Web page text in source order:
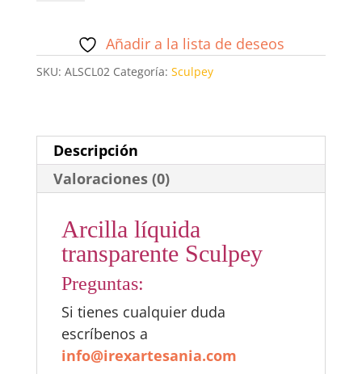
Sculpey
cantidad
Añadir a la lista de deseos
SKU: ALSCL02 Categoría: Sculpey
Descripción
Valoraciones (0)
Arcilla líquida
transparente Sculpey
Preguntas:
Si tienes cualquier duda
escríbenos a
info@irexartesania.com